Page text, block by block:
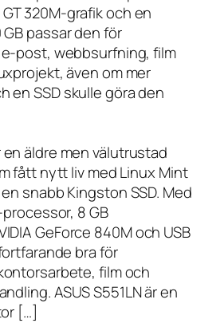
GT 320M-grafik och en
passar den för
post, webbsurfning, film
även om mer
en SSD skulle göra den
en äldre men välutrustad
fått nytt liv med Linux Mint
en snabb Kingston SSD. Med
8 GB
GeForce 840M och USB
bra för
film och
ASUS S551LN är en
[…]